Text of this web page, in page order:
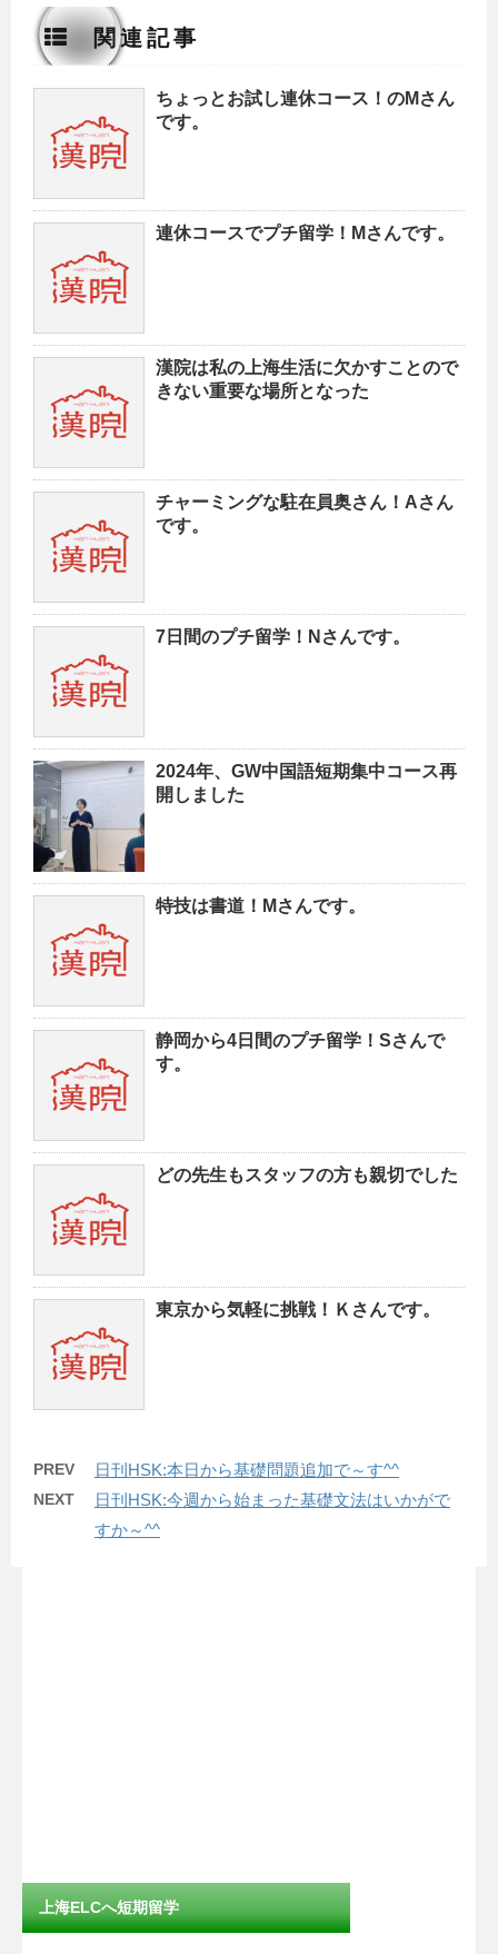
関連記事
ちょっとお試し連休コース！のMさん
です。
連休コースでプチ留学！Mさんです。
漢院は私の上海生活に欠かすことので
きない重要な場所となった
チャーミングな駐在員奥さん！Aさん
です。
7日間のプチ留学！Nさんです。
2024年、GW中国語短期集中コース再
開しました
特技は書道！Mさんです。
静岡から4日間のプチ留学！Sさんで
す。
どの先生もスタッフの方も親切でした
東京から気軽に挑戦！Ｋさんです。
PREV 日刊HSK:本日から基礎問題追加で～す^^
NEXT
日刊HSK:今週から始まった基礎文法はいかがで
すか～^^
上海ELCへ短期留学